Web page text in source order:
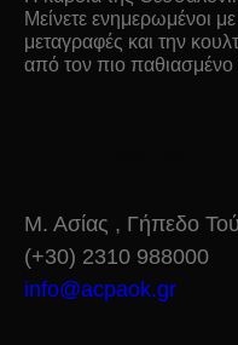
Μείνετε ενημερωμένοι
μεταγραφές και την
από τον πιο
Μ. Ασίας , Γήπεδο
(+30) 2310 988000
info@acpaok.gr